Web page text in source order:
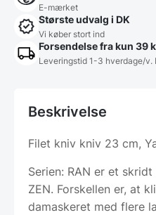
E-mærket
Største udvalg i DK
Vi køber stort ind
Forsendelse fra kun 39
Leveringstid 1-3 hverdage/v.
Beskrivelse
Filet kniv kniv 23 cm,
Serien: RAN er et
ZEN. Forskellen er, at
damaskeret med flere